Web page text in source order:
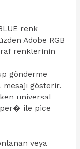
renk
Adobe RGB
renklerinin
gönderme
gösterir.
universal
ile pice
veya